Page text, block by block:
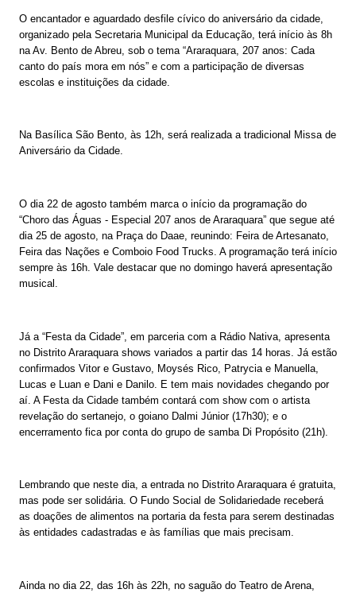
O encantador e aguardado desfile cívico do aniversário da cidade,
organizado pela Secretaria Municipal da Educação, terá início às 8h
na Av. Bento de Abreu, sob o tema “Araraquara, 207 anos: Cada
canto do país mora em nós” e com a participação de diversas
escolas e instituições da cidade.
Na Basílica São Bento, às 12h, será realizada a tradicional Missa de
Aniversário da Cidade.
O dia 22 de agosto também marca o início da programação do
“Choro das Águas - Especial 207 anos de Araraquara” que segue até
dia 25 de agosto, na Praça do Daae, reunindo: Feira de Artesanato,
Feira das Nações e Comboio Food Trucks. A programação terá início
sempre às 16h. Vale destacar que no domingo haverá apresentação
musical.
Já a “Festa da Cidade”, em parceria com a Rádio Nativa, apresenta
no Distrito Araraquara shows variados a partir das 14 horas. Já estão
confirmados Vitor e Gustavo, Moysés Rico, Patrycia e Manuella,
Lucas e Luan e Dani e Danilo. E tem mais novidades chegando por
aí. A Festa da Cidade também contará com show com o artista
revelação do sertanejo, o goiano Dalmi Júnior (17h30); e o
encerramento fica por conta do grupo de samba Di Propósito (21h).
Lembrando que neste dia, a entrada no Distrito Araraquara é gratuita,
mas pode ser solidária. O Fundo Social de Solidariedade receberá
as doações de alimentos na portaria da festa para serem destinadas
às entidades cadastradas e às famílias que mais precisam.
Ainda no dia 22, das 16h às 22h, no saguão do Teatro de Arena,